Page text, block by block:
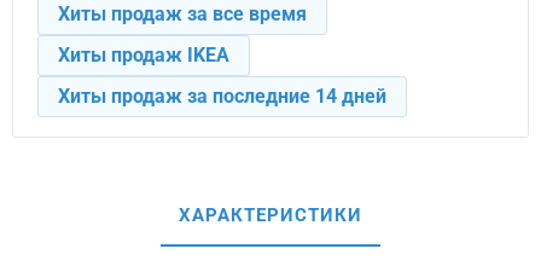
Хиты продаж за все время
Хиты продаж IKEA
Хиты продаж за последние 14 дней
ХАРАКТЕРИСТИКИ